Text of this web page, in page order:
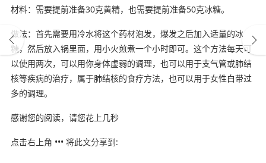
材料：需要提前准备30克黄精，也需要提前准备50克冰糖。
做法：首先需要用冷水将这个药材泡发，爆发之后加入适量的冰
糖，然后放入锅里面，用小火煎煮一个小时即可。这个方法每天可
以使用两次，可以用你身体虚弱的调理，也可以用于支气管或肺结
核等疾病的治疗，属于肺结核的食疗方法，也可以用于女性白带过
多的调理。
感谢您的阅读，请您花上几秒
点击右上角 ••• 将此文分享到: